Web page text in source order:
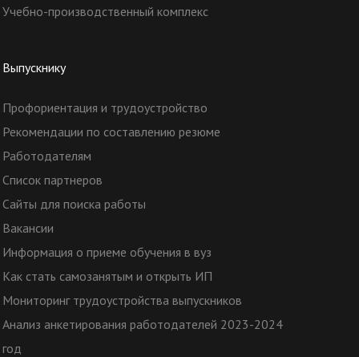
Учебно-производственный комплекс
Выпускнику
Профориентация и трудоустройство
Рекомендации по составлению резюме
Работодателям
Список партнеров
Сайты для поиска работы
Вакансии
Информация о приеме обучения в вуз
Как стать самозанятым и открыть ИП
Мониторинг трудоустройства выпускников
Анализ анкетирования работодателей 2023-2024
год